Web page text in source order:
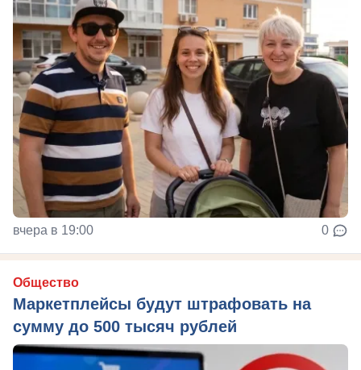
вчера в 19:00 0
Общество
Маркетплейсы будут штрафовать на
сумму до 500 тысяч рублей